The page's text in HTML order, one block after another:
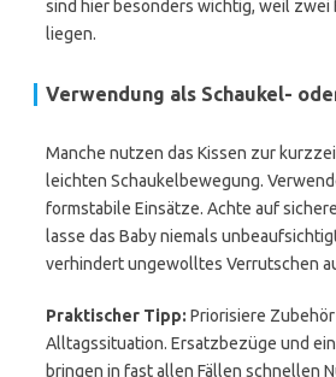
sind hier besonders wichtig, weil zwei
liegen.
Verwendung als Schaukel-
Manche nutzen das Kissen zur
leichten Schaukelbewegung.
formstabile Einsätze. Achte auf
lasse das Baby niemals
verhindert ungewolltes Verrutschen
Praktischer Tipp: Priorisiere
Alltagssituation. Ersatzbezüge und
bringen in fast allen Fällen schnellen